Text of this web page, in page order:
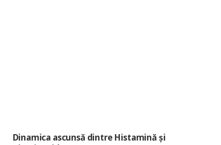
Dinamica ascunsă dintre Histamină și